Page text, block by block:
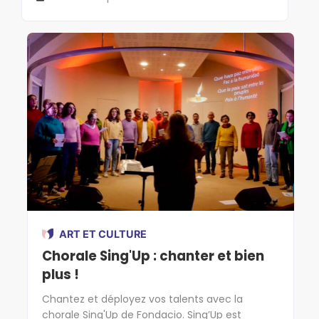
ART ET CULTURE
Chorale Sing'Up : chanter et bien
plus !
Chantez et déployez vos talents avec la
chorale Sing'Up de Fondacio. Sing’Up est